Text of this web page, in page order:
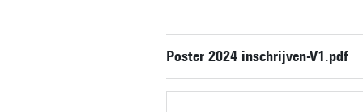
Poster 2024 inschrijven-V1.pdf